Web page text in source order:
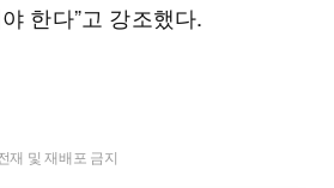
한다”고 강조했다.
재 및 재배포 금지